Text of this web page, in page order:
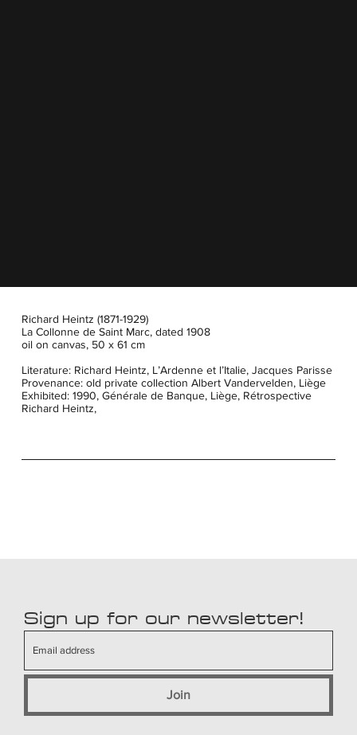
Richard Heintz (1871-1929)
La Collonne de Saint Marc, dated 1908
oil on canvas, 50 x 61 cm
Literature: Richard Heintz, L’Ardenne et l’Italie, Jacques Parisse
Provenance: old private collection Albert Vandervelden, Liège
Exhibited: 1990, Générale de Banque, Liège, Rétrospective
Richard Heintz,
Sign up for our newsletter!
Join